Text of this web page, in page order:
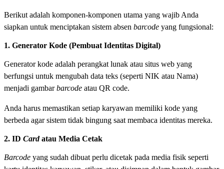
Berikut adalah komponen-komponen utama yang wajib Anda
siapkan untuk menciptakan sistem absen barcode yang fungsional:
1. Generator Kode (Pembuat Identitas Digital)
Generator kode adalah perangkat lunak atau situs web yang
berfungsi untuk mengubah data teks (seperti NIK atau Nama)
menjadi gambarbarcode atau QR code.
Anda harus memastikan setiap karyawan memiliki kode yang
berbeda agar sistem tidak bingung saat membaca identitas mereka.
2. ID Cardatau Media Cetak
Barcode yang sudah dibuat perlu dicetak pada media fisik seperti